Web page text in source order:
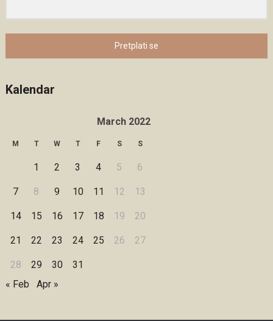
Pretplati se
Kalendar
March 2022
M T W T F S S
1 2 3 4 5 6
7 8 9 10 11 12 13
14 15 16 17 18 19 20
21 22 23 24 25 26 27
28 29 30
31
« Feb
Apr »